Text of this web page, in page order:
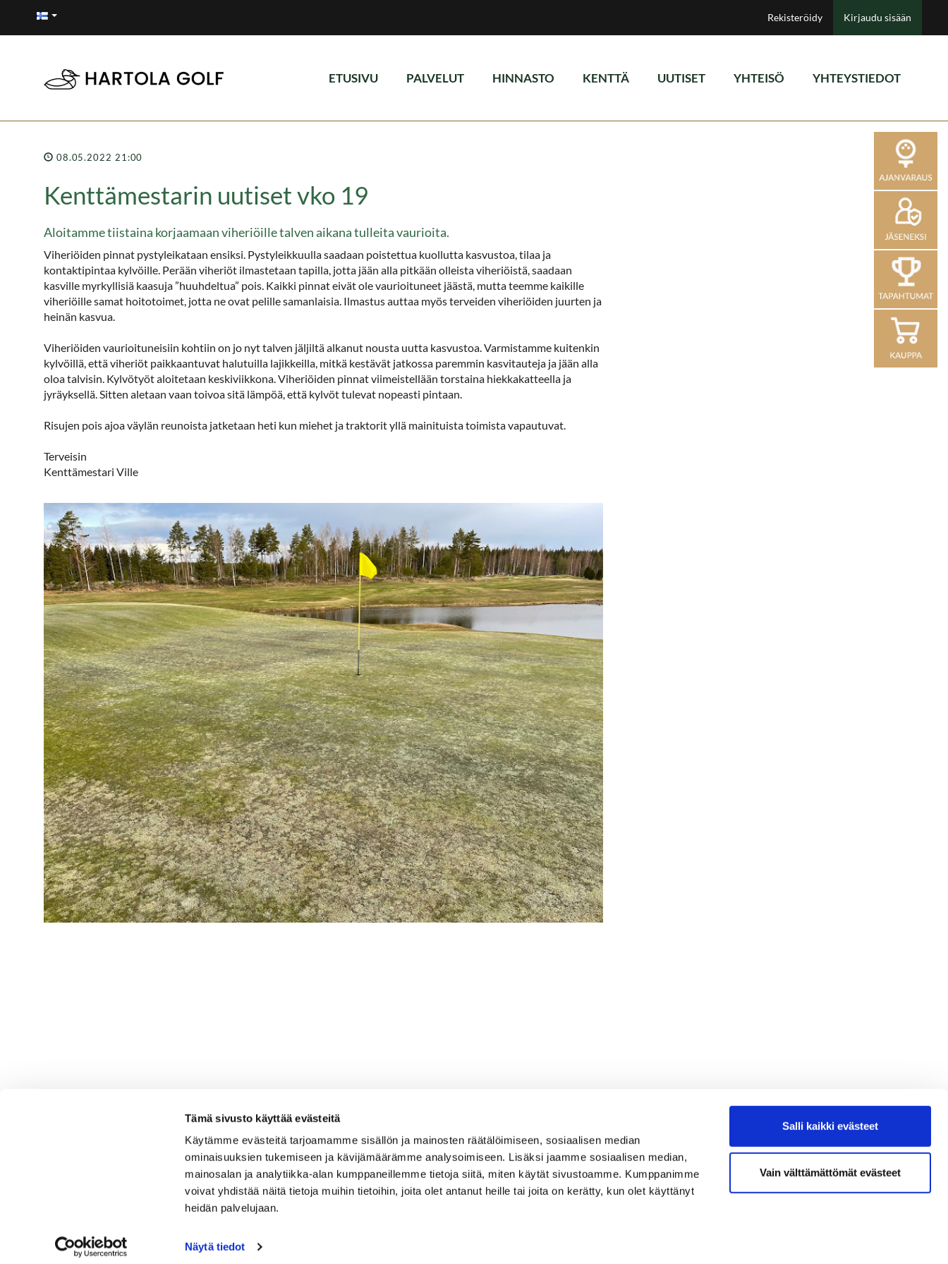
Tämä sivusto käyttää evästeitä
Käytämme evästeitä tarjoamamme sisällön ja mainosten räätälöimiseen, sosiaalisen median
ominaisuuksien tukemiseen ja kävijämäärämme analysoimiseen. Lisäksi jaamme sosiaalisen median,
mainosalan ja analytiikka-alan kumppaneillemme tietoja siitä, miten käytät sivustoamme. Kumppanimme
voivat yhdistää näitä tietoja muihin tietoihin, joita olet antanut heille tai joita on kerätty, kun olet käyttänyt
heidän palvelujaan.
Näytä tiedot
Salli kaikki evästeet
Vain välttämättömät evästeet
Rekisteröidy Kirjaudu sisään
ETUSIVU PALVELUT HINNASTO KENTTÄ UUTISET YHTEISÖ YHTEYSTIEDOT
08.05.2022 21:00
Kenttämestarin uutiset vko 19
Aloitamme tiistaina korjaamaan viheriöille talven aikana tulleita vaurioita.
Viheriöiden pinnat pystyleikataan ensiksi. Pystyleikkuulla saadaan poistettua kuollutta kasvustoa, tilaa ja
kontaktipintaa kylvöille. Perään viheriöt ilmastetaan tapilla, jotta jään alla pitkään olleista viheriöistä, saadaan
kasville myrkyllisiä kaasuja ”huuhdeltua” pois. Kaikki pinnat eivät ole vaurioituneet jäästä, mutta teemme kaikille
viheriöille samat hoitotoimet, jotta ne ovat pelille samanlaisia. Ilmastus auttaa myös terveiden viheriöiden juurten ja
heinän kasvua.
Viheriöiden vaurioituneisiin kohtiin on jo nyt talven jäljiltä alkanut nousta uutta kasvustoa. Varmistamme kuitenkin
kylvöillä, että viheriöt paikkaantuvat halutuilla lajikkeilla, mitkä kestävät jatkossa paremmin kasvitauteja ja jään alla
oloa talvisin. Kylvötyöt aloitetaan keskiviikkona. Viheriöiden pinnat viimeistellään torstaina hiekkakatteella ja
jyräyksellä. Sitten aletaan vaan toivoa sitä lämpöä, että kylvöt tulevat nopeasti pintaan.
Risujen pois ajoa väylän reunoista jatketaan heti kun miehet ja traktorit yllä mainituista toimista vapautuvat.
Terveisin
Kenttämestari Ville
Tervetuloa Hartola Golfiin, Suomen ystävällisimmälle ja